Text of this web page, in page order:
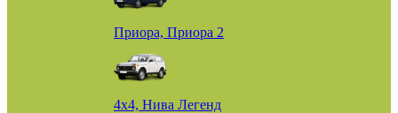
Приора, Приора 2
4х4, Нива Легенд